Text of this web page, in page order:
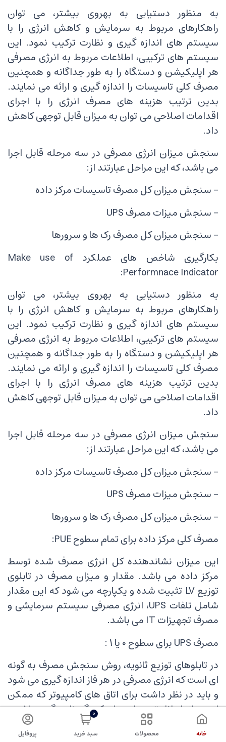
به منظور دستیابی به بهروی بیشتر، می توان
راهکارهای مربوط به سرمایش و کاهش انرژی را با
سیستم های اندازه گیری و نظارت ترکیب نمود. این
سیستم های ترکیبی، اطلاعات مربوط به انرژی مصرفی
هر اپلیکیشن و دستگاه را به طور جداگانه و همچنین
مصرف کلی تاسیسات را اندازه گیری و ارائه می نمایند.
بدین ترتیب هزینه های مصرف انرژی را با اجرای
اقدامات اصلاحی می توان به میزان قابل توجهی کاهش
داد.
سنجش میزان انرژی مصرفی در سه مرحله قابل اجرا
می باشد، که این مراحل عبارتند از:
- سنجش میزان کل مصرف تاسیسات مرکز داده
- سنجش میزات مصرف UPS
- سنجش میزان کل مصرف رک ها و سرورها
بکارگیری شاخص های عملکرد Make use of
Performnace Indicator:
به منظور دستیابی به بهروی بیشتر، می توان
راهکارهای مربوط به سرمایش و کاهش انرژی را با
سیستم های اندازه گیری و نظارت ترکیب نمود. این
سیستم های ترکیبی، اطلاعات مربوط به انرژی مصرفی
هر اپلیکیشن و دستگاه را به طور جداگانه و همچنین
مصرف کلی تاسیسات را اندازه گیری و ارائه می نمایند.
بدین ترتیب هزینه های مصرف انرژی را با اجرای
اقدامات اصلاحی می توان به میزان قابل توجهی کاهش
داد.
سنجش میزان انرژی مصرفی در سه مرحله قابل اجرا
می باشد، که این مراحل عبارتند از:
- سنجش میزان کل مصرف تاسیسات مرکز داده
- سنجش میزات مصرف UPS
- سنجش میزان کل مصرف رک ها و سرورها
مصرف کلی مرکز داده برای تمام سطوح PUE:
این میزان نشاندهنده کل انرژی مصرف شده توسط
مرکز داده می باشد. مقدار و میزان مصرف در تابلوی
توزیع LV تثبیت شده و یکپارچه می شود که این مقدار
شامل تلفات UPS، انرژی مصرفی سیستم سرمایشی و
مصرف تجهیزات IT می باشد.
مصرف UPS برای سطوح 0 یا 1 :
در تابلوهای توزیع ثانویه، روش سنجش مصرف به گونه
ای است که انرژی مصرفی در هر فاز اندازه گیری می شود
و باید در نظر داشت برای اتاق های کامپیوتر که ممکن
است از لحاظ تجهیزات با یکدیگر ناهمگون باشند،
مقدار مصرف از یک فاز به فاز دیگر متفاوت خواهد بود.
خانه محصولات
0
سبد خرید پروفایل